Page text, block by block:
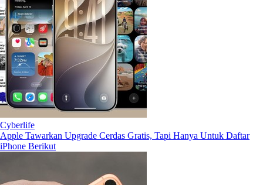
Cyberlife
Apple Tawarkan Upgrade Cerdas Gratis, Tapi Hanya Untuk Daftar
iPhone Berikut